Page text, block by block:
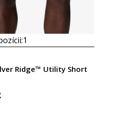
1
Ridge™ Utility Short